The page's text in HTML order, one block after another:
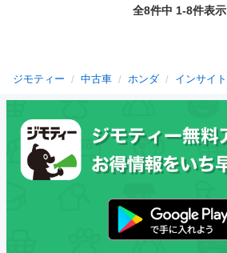
全8件中 1-8件表示
ジモティー 中古車 ホンダ インサイト